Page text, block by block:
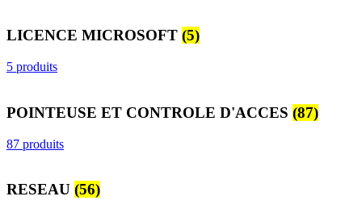
LICENCE MICROSOFT (5)
5 produits
POINTEUSE ET CONTROLE D'ACCES (87)
87 produits
RESEAU (56)